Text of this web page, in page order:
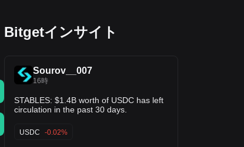
Bitgetインサイト
Sourov__007
16時
STABLES: $1.4B worth of USDC has left
circulation in the past 30 days.
USDC -0.02%